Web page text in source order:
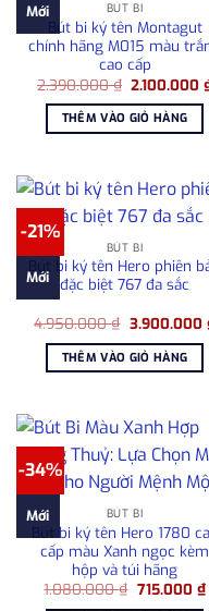
Mới BÚT BI
Bút bi ký tên Montagut
chính hãng M015 màu
cao cấp
2.390.000₫ Giá
là:
2.390.000 ₫.
2.100.000
THÊM VÀO GIỎ HÀNG
-21%
Mới
BÚT BI
Bút bi ký tên Hero phiên
đặc biệt 767 đa sắc
4.950.000₫ Giá
là:
4.950.000 ₫.
3.900.000
THÊM VÀO GIỎ HÀNG
-34%
Mới BÚT BI
Bút bi ký tên Hero 1780
cấp màu Xanh ngọc kèm
hộp và túi hãng
1.080.000₫ Giá
715.000 ₫